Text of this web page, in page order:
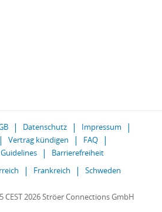
Datenschutz
Impressum
Vertrag kündigen
FAQ
Barrierefreiheit
Frankreich Schweden
CEST 2026 Ströer Connections GmbH